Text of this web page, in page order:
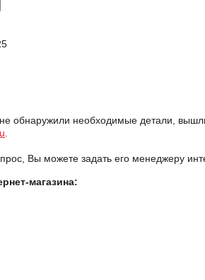
обнаружили необходимые детали,
Вы можете задать его менеджеру
магазина: